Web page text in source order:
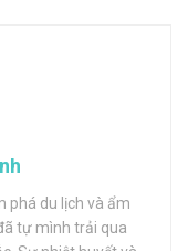
phá du lịch và ẩm
tự mình trải qua